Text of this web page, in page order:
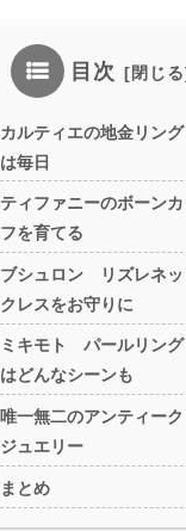
目次
カルティエの地金リング
は毎日
ティファニーのボーンカ
フを育てる
ブシュロン リズレネッ
クレスをお守りに
ミキモト パールリング
はどんなシーンも
唯一無二のアンティーク
ジュエリー
まとめ